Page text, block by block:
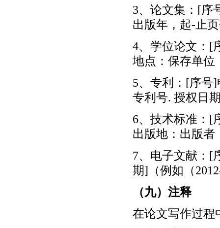
3、论文集：[序
出版年，起-止
4、学位论文：[
地点：保存单位
5、专利：[序号
专利号. 授权日
6、技术标准：[
出版地：出版者
7、电子文献：[
期]（例如（
（九）注释
在论文写作过程